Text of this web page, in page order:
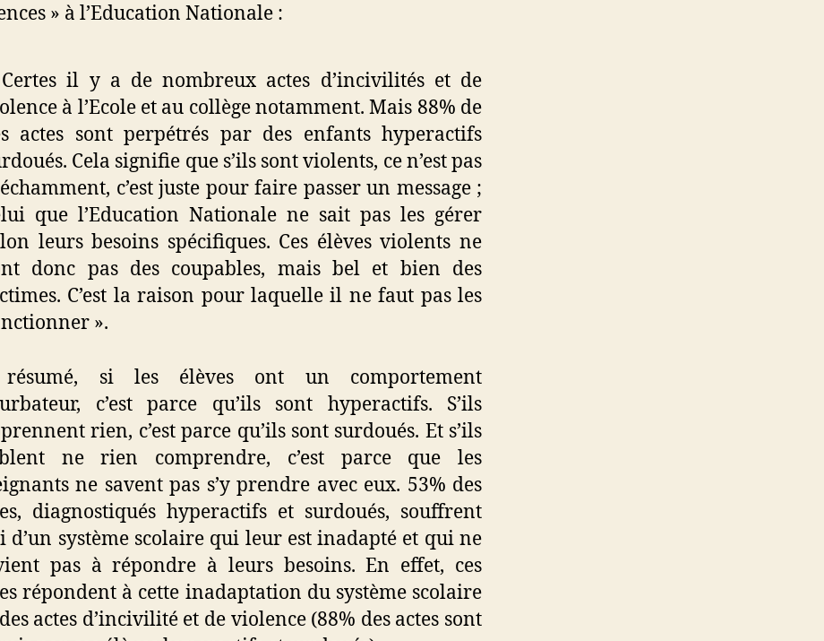
» à l’Education Nationale :
il y a de nombreux actes d’incivilités et de
à l’Ecole et au collège notamment. Mais 88% de
actes sont perpétrés par des enfants hyperactifs
Cela signifie que s’ils sont violents, ce n’est pas
c’est juste pour faire passer un message ;
que l’Education Nationale ne sait pas les gérer
leurs besoins spécifiques. Ces élèves violents ne
donc pas des coupables, mais bel et bien des
C’est la raison pour laquelle il ne faut pas les
».
si les élèves ont un comportement
c’est parce qu’ils sont hyperactifs. S’ils
rien, c’est parce qu’ils sont surdoués. Et s’ils
ne rien comprendre, c’est parce que les
ne savent pas s’y prendre avec eux. 53% des
diagnostiqués hyperactifs et surdoués, souffrent
d’un système scolaire qui leur est inadapté et qui ne
pas à répondre à leurs besoins. En effet, ces
répondent à cette inadaptation du système scolaire
actes d’incivilité et de violence (88% des actes sont